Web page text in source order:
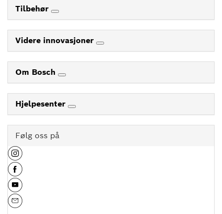
Tilbehør
Videre innovasjoner
Om Bosch
Hjelpesenter
Følg oss på